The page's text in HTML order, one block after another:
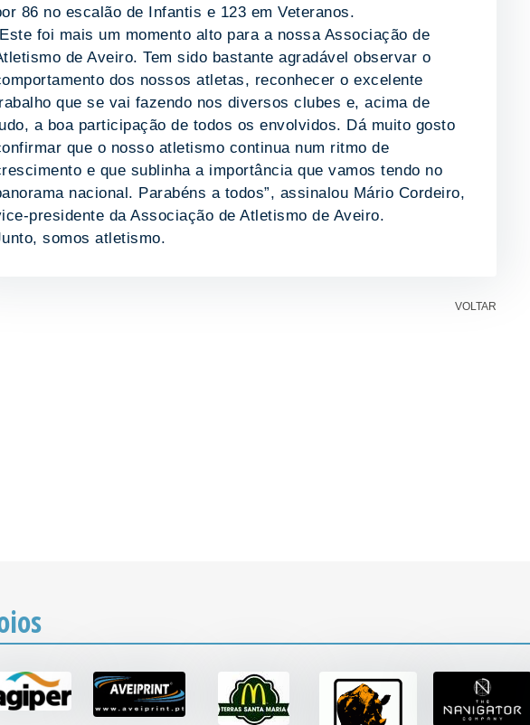
86 no escalão de Infantis e 123 em Veteranos.
foi mais um momento alto para a nossa Associação de
de Aveiro. Tem sido bastante agradável observar o
dos nossos atletas, reconhecer o excelente
que se vai fazendo nos diversos clubes e, acima de
a boa participação de todos os envolvidos. Dá muito gosto
que o nosso atletismo continua num ritmo de
e que sublinha a importância que vamos tendo no
nacional. Parabéns a todos”, assinalou Mário Cordeiro,
presidente da Associação de Atletismo de Aveiro.
somos atletismo.
VOLTAR